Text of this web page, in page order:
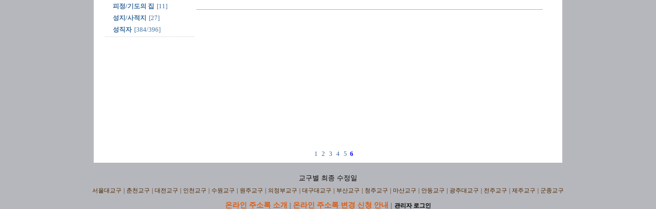
피정/기도의 집 [11]
성지/사적지
[27]
성직자 [384/396]
1 2 3 4 5 6
교구별 최종 수정일
서울대교구 춘천교구 대전교구 인천교구 수원교구 원주교구 의정부교구 대구대교구 부산교구 청주교구 마산교구 안동교구 광주대교구 전주교구 제주교구 군종교구
온라인 주소록 소개 | 온라인 주소록 변경 신청 안내 | 관리자 로그인